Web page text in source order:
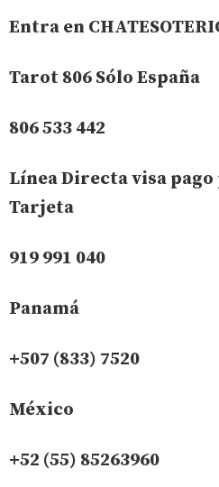
Entra en
Tarot 806 Sólo España
806 533 442
Línea Directa visa pago
Tarjeta
919 991 040
Panamá
+507 (833) 7520
México
+52 (55) 85263960